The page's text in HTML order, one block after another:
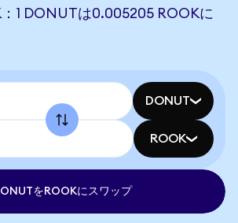
1 DONUTは0.005205 ROOKに
DONUT
ROOK
をROOKにスワップ